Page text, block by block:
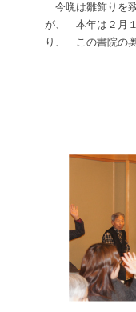
今晩は雛飾りを
が、 本年は２月
り、 この書院の